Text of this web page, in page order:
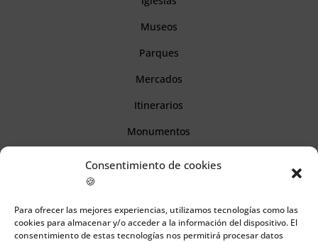
Consentimiento de cookies
🍪
Para ofrecer las mejores experiencias, utilizamos tecnologías como las
cookies para almacenar y/o acceder a la información del dispositivo. El
consentimiento de estas tecnologías nos permitirá procesar datos
Museos
Parques
Mercados
Itinerarios
Monumentos
Información